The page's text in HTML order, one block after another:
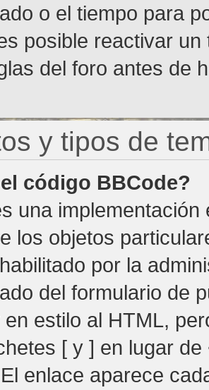
o el tiempo para
posible reactivar
del foro antes de
y tipos de
código BBCode?
una
los objetos
por la
del formulario de
en estilo al HTML,
[ y ] en lugar
enlace aparece